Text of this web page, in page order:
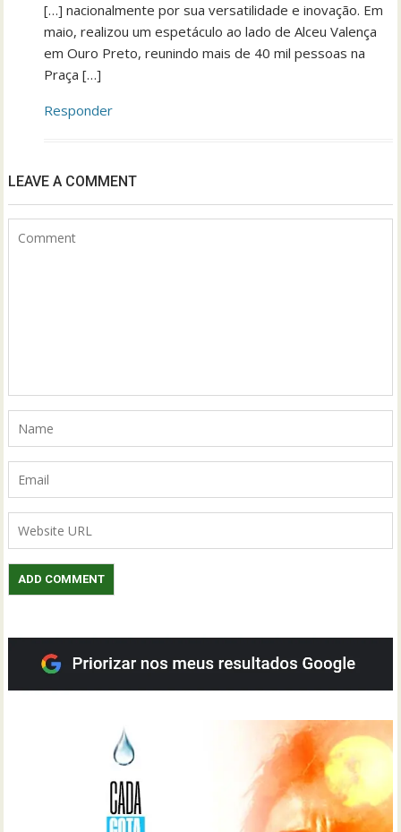
[…] nacionalmente por sua versatilidade e inovação. Em
maio, realizou um espetáculo ao lado de Alceu Valença
em Ouro Preto, reunindo mais de 40 mil pessoas na
Praça […]
Responder
LEAVE A COMMENT